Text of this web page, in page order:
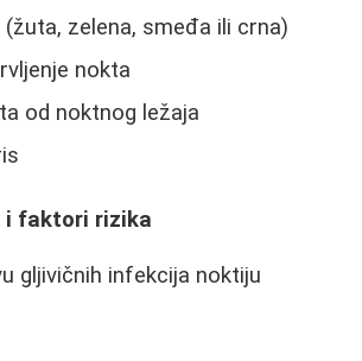
zelena, smeđa ili crna)
nokta
od noktnog ležaja
i faktori rizika
gljivičnih infekcija noktiju